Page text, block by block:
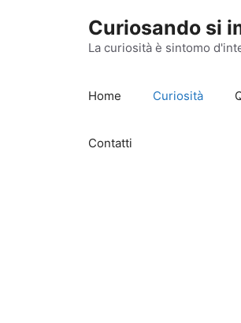
Curiosando si
La curiosità è sintomo
Home Curiosità
Contatti